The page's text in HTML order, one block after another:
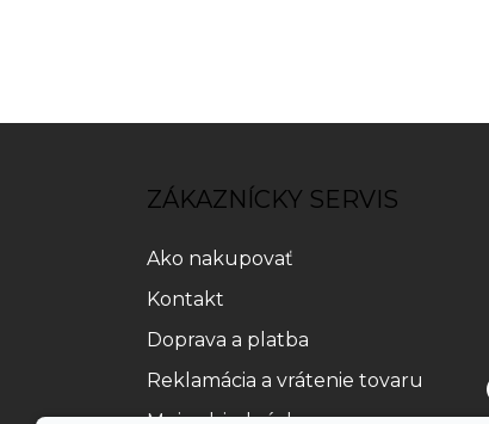
ZÁKAZNÍCKY SERVIS
Ako nakupovať
Kontakt
Doprava a platba
Reklamácia a vrátenie tovaru